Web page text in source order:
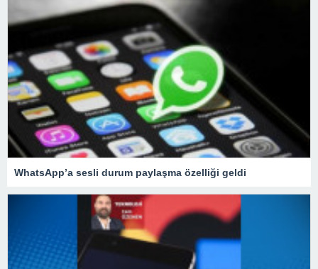
WhatsApp’a sesli durum paylaşma özelliği geldi